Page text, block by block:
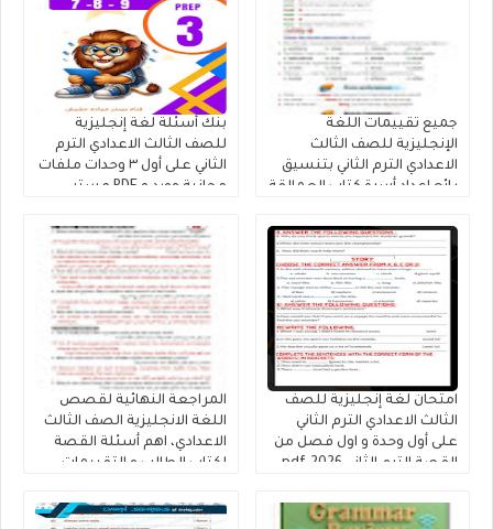
جميع تقييمات اللغة
الإنجليزية للصف الثالث
الاعدادي الترم الثاني بتنسيق
رائع إعداد أسرة كتاب العمالقة
بنك أسئلة لغة إنجليزية
للصف الثالث الاعدادي الترم
الثاني على أول ٣ وحدات ملفات
مجانية وورد و PDF مستر
امتحان لغة إنجليزية للصف
الثالث الاعدادي الترم الثاني
على أول وحدة و اول فصل من
القصة الترم الثاني 2026.pdf
المراجعة النهائية لقصص
اللغة الانجليزية الصف الثالث
الاعدادي، اهم أسئلة القصة
لكتاب الطالب و التقييمات
كتاب فايف ستارز